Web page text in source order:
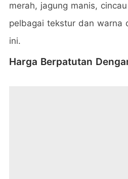
merah, jagung manis,
pelbagai tekstur dan warna
ini.
Harga Berpatutan